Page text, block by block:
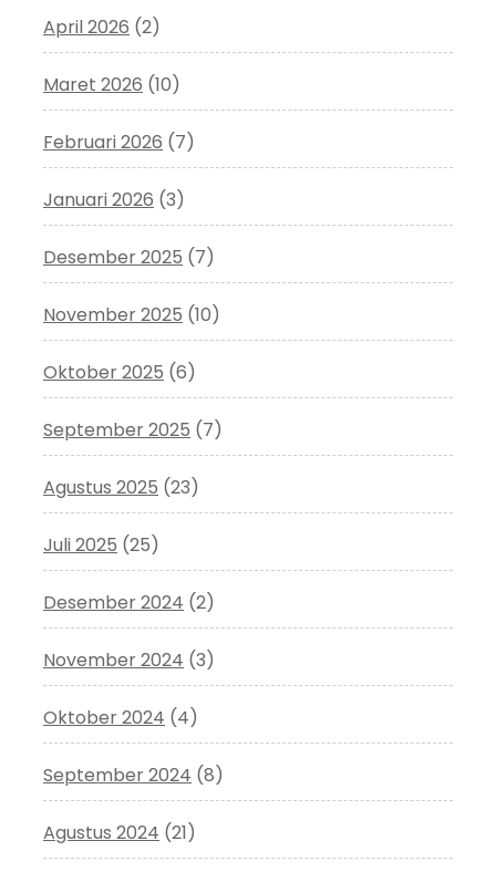
April 2026 (2)
Maret 2026 (10)
Februari 2026 (7)
Januari 2026 (3)
Desember 2025 (7)
November 2025 (10)
Oktober 2025 (6)
September 2025 (7)
Agustus 2025 (23)
Juli 2025 (25)
Desember 2024 (2)
November 2024 (3)
Oktober 2024 (4)
September 2024 (8)
Agustus 2024 (21)